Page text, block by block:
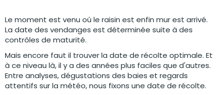
Le moment est venu oú le raisin est enfin mur est arrivé.
La date des vendanges est déterminée suite à des
contrôles de maturité.
Mais encore faut il trouver la date de récolte optimale. Et
à ce niveau là, il y a des années plus faciles que d'autres.
Entre analyses, dégustations des baies et regards
attentifs sur la météo, nous fixons une date de récolte.